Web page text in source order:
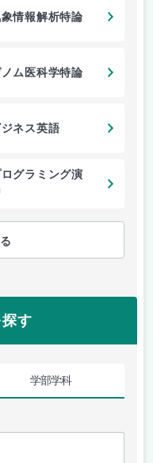
情報解析特論
ム医科学特論
ジネス英語
ログラミング演
す
学部学科